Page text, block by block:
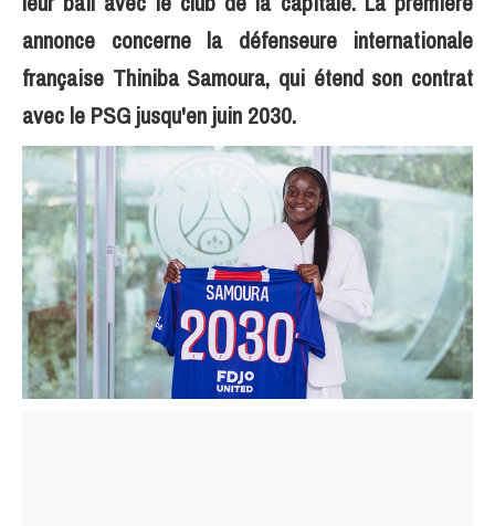
annonce concerne la défenseure internationale
française Thiniba Samoura, qui étend son contrat
avec le PSG jusqu'en juin 2030.